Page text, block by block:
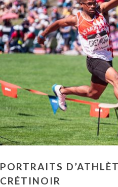
PORTRAITS
CRÉTINOIR